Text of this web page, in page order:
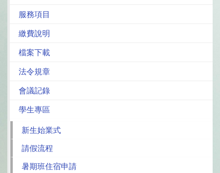
服務項目
繳費說明
檔案下載
法令規章
會議記錄
學生專區
新生始業式
請假流程
暑期班住宿申請